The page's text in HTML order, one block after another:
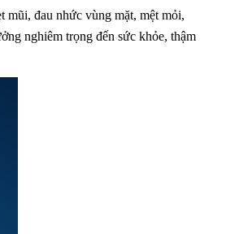
mũi, đau nhức vùng mặt, mệt mỏi,
nghiêm trọng đến sức khỏe, thậm